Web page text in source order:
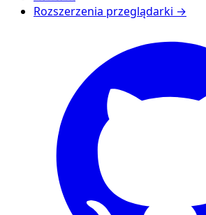
Rozszerzenia przeglądarki →